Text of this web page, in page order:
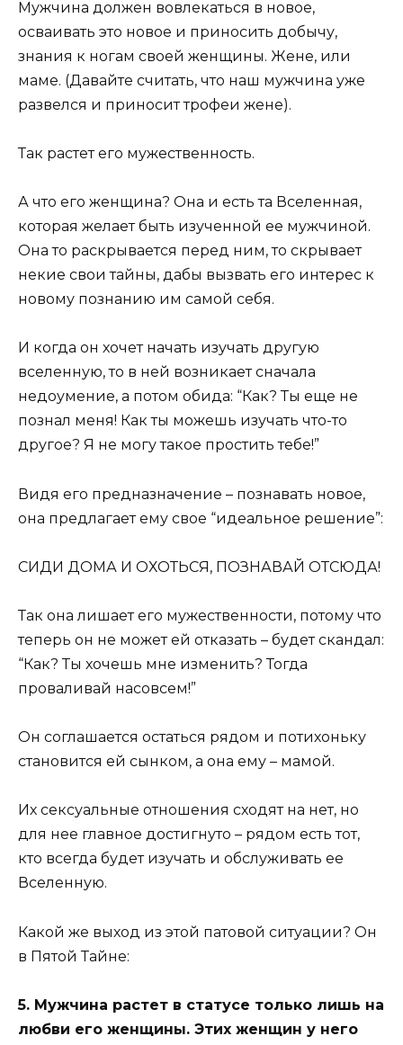
Мужчина должен вовлекаться в новое,
осваивать это новое и приносить добычу,
знания к ногам своей женщины. Жене, или
маме. (Давайте считать, что наш мужчина уже
развелся и приносит трофеи жене).
Так растет его мужественность.
А что его женщина? Она и есть та Вселенная,
которая желает быть изученной ее мужчиной.
Она то раскрывается перед ним, то скрывает
некие свои тайны, дабы вызвать его интерес к
новому познанию им самой себя.
И когда он хочет начать изучать другую
вселенную, то в ней возникает сначала
недоумение, а потом обида: “Как? Ты еще не
познал меня! Как ты можешь изучать что-то
другое? Я не могу такое простить тебе!”
Видя его предназначение – познавать новое,
она предлагает ему свое “идеальное решение”:
СИДИ ДОМА И ОХОТЬСЯ, ПОЗНАВАЙ ОТСЮДА!
Так она лишает его мужественности, потому что
теперь он не может ей отказать – будет скандал:
“Как? Ты хочешь мне изменить? Тогда
проваливай насовсем!”
Он соглашается остаться рядом и потихоньку
становится ей сынком, а она ему – мамой.
Их сексуальные отношения сходят на нет, но
для нее главное достигнуто – рядом есть тот,
кто всегда будет изучать и обслуживать ее
Вселенную.
Какой же выход из этой патовой ситуации? Он
в Пятой Тайне:
5. Мужчина растет в статусе только лишь на
любви его женщины. Этих женщин у него